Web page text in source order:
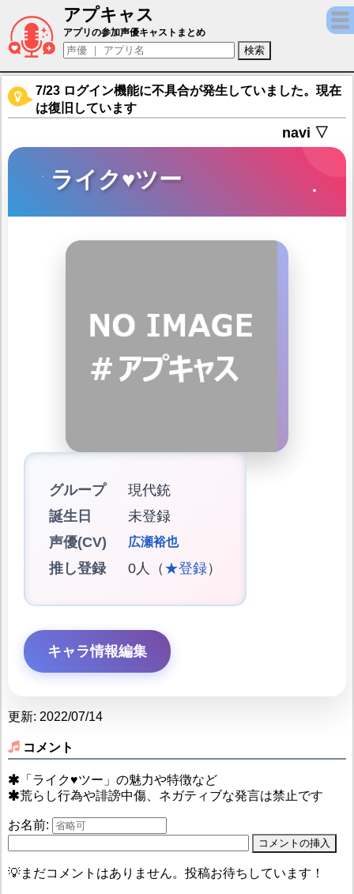
アプキャス
ライク♥ツー（声優：広瀬裕也)【千銃士】キ
アプリの参加声優キャストまとめ
7/23 ログイン機能に不具合が発生していました。現在
は復旧しています
navi ▽
ライク♥ツー
グループ
現代銃
誕生日
未登録
声優(CV)
広瀬裕也
推し登録 0人（ ★登録）
キャラ情報編集
更新: 2022/07/14
コメント
「ライク♥ツー」の魅力や特徴など
荒らし行為や誹謗中傷、ネガティブな発言は禁止です
お名前:
💡まだコメントはありません。投稿お待ちしています！